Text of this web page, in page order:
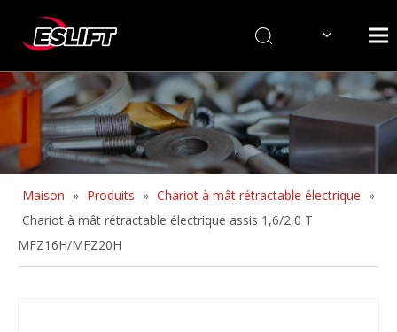
Maison » Produits » Chariot à mât rétractable électrique »
Chariot à mât rétractable électrique assis 1,6/2,0 T
MFZ16H/MFZ20H